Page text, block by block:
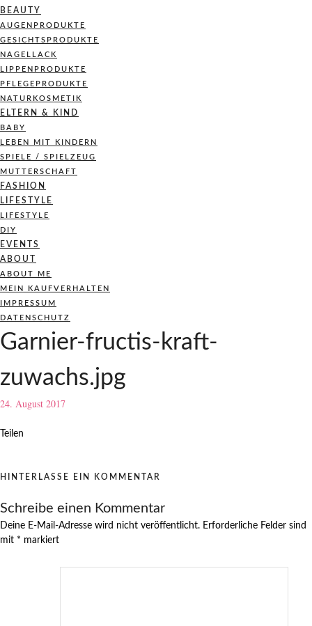
BEAUTY
AUGENPRODUKTE
GESICHTSPRODUKTE
NAGELLACK
LIPPENPRODUKTE
PFLEGEPRODUKTE
NATURKOSMETIK
ELTERN & KIND
BABY
LEBEN MIT KINDERN
SPIELE / SPIELZEUG
MUTTERSCHAFT
FASHION
LIFESTYLE
LIFESTYLE
DIY
EVENTS
ABOUT
ABOUT ME
MEIN KAUFVERHALTEN
IMPRESSUM
DATENSCHUTZ
Garnier-fructis-kraft-
zuwachs.jpg
24. August 2017
Teilen
HINTERLASSE EIN KOMMENTAR
Schreibe einen Kommentar
Deine E-Mail-Adresse wird nicht veröffentlicht. Erforderliche Felder sind
mit * markiert